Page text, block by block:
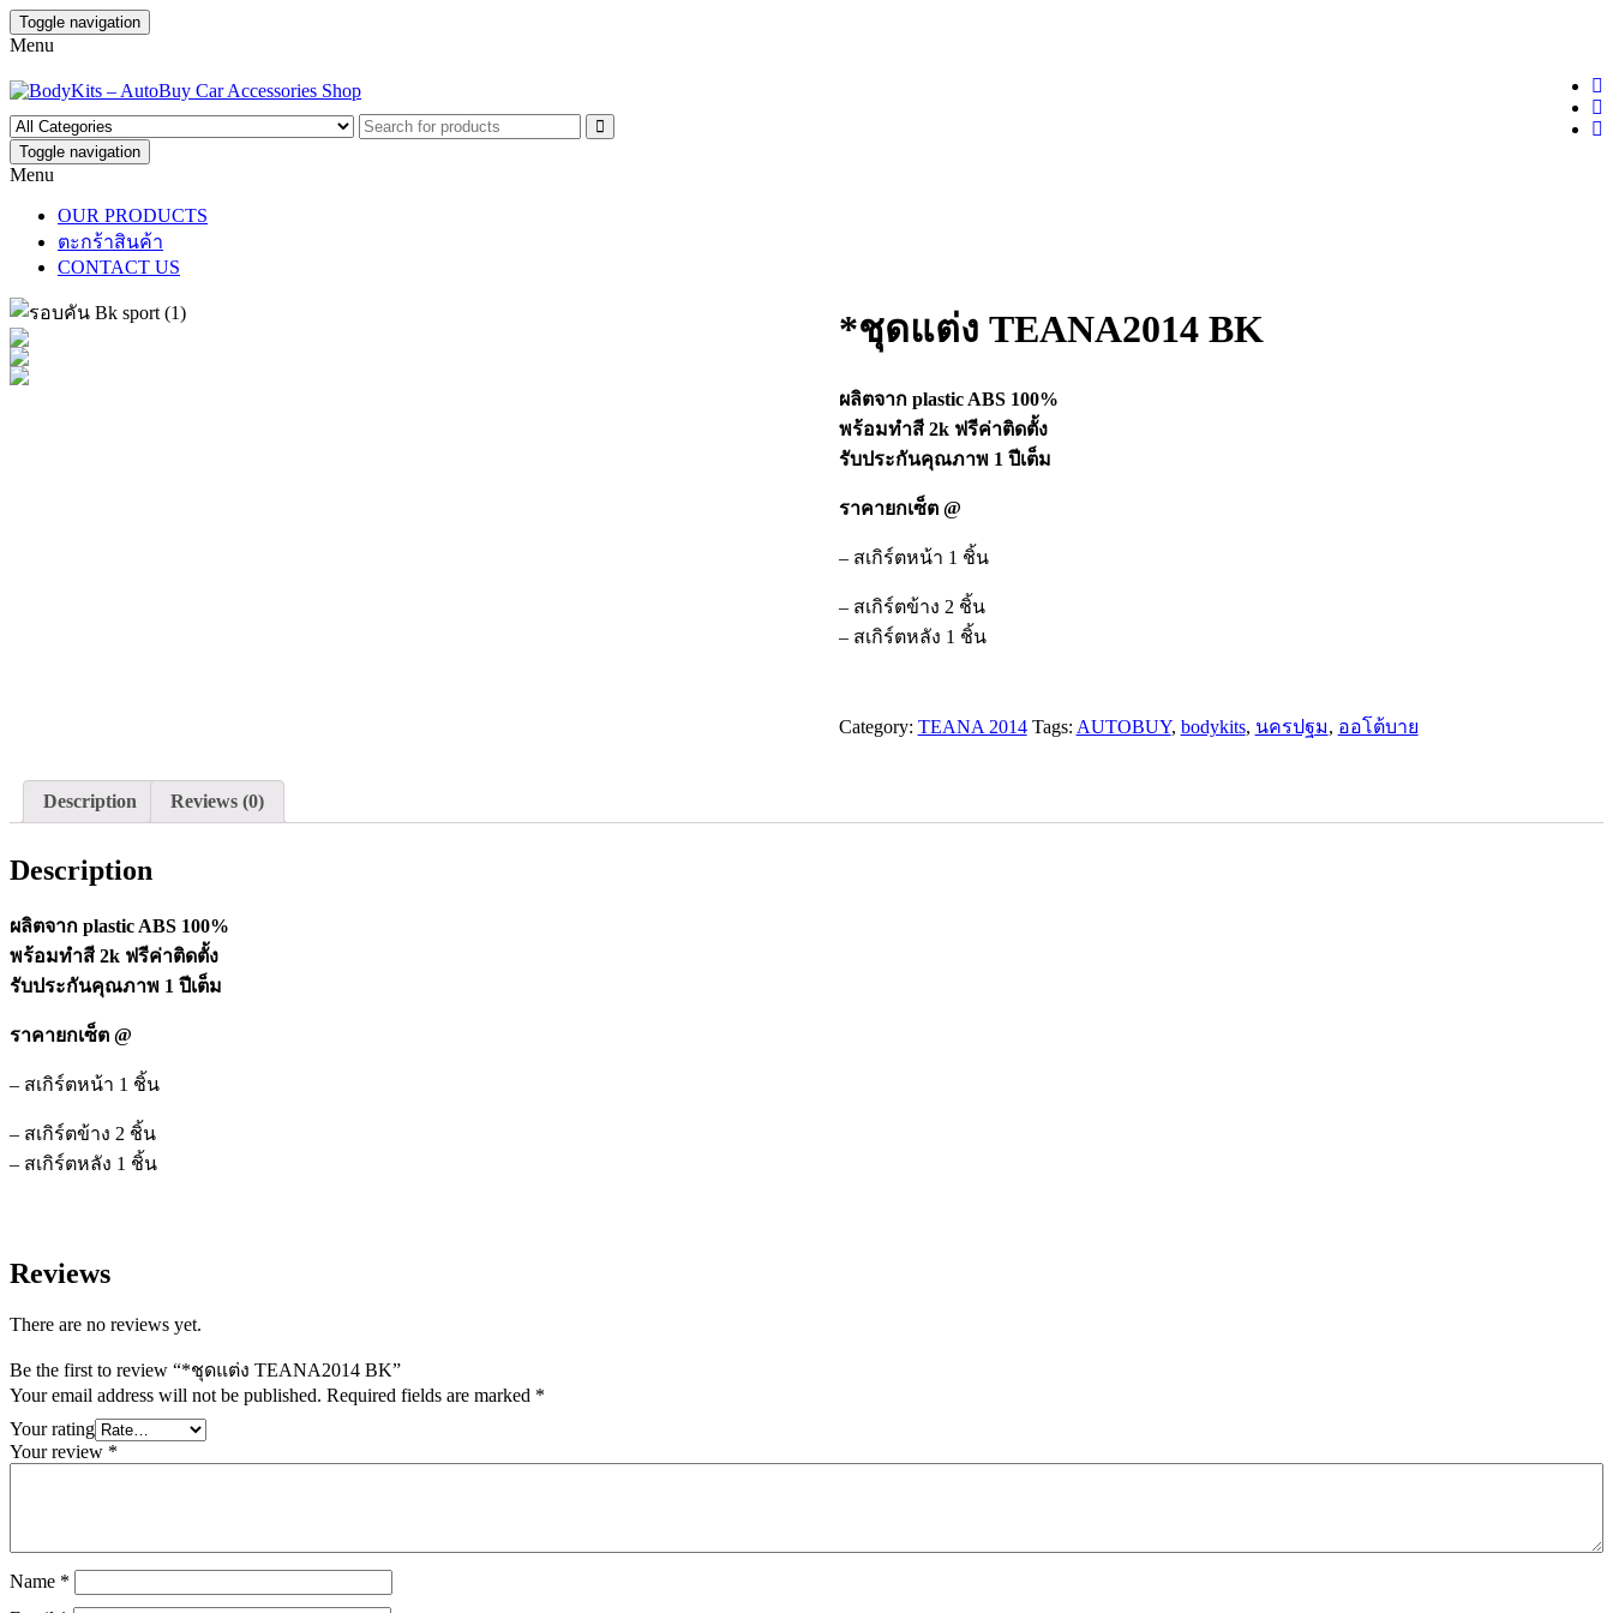
Toggle navigation
Menu
Toggle navigation
Menu
OUR PRODUCTS
ตะกร้าสินค้า
CONTACT US
*ชุดแต่ง TEANA2014 BK
ผลิตจาก plastic ABS 100%
พร้อมทำสี 2k ฟรีค่าติดตั้ง
รับประกันคุณภาพ 1 ปีเต็ม
ราคายกเซ็ต @
– สเกิร์ตหน้า 1 ชิ้น
– สเกิร์ตข้าง 2 ชิ้น
– สเกิร์ตหลัง 1 ชิ้น
Category: TEANA 2014 Tags: AUTOBUY, bodykits, นครปฐม, ออโต้บาย
Description Reviews (0)
Description
ผลิตจาก plastic ABS 100%
พร้อมทำสี 2k ฟรีค่าติดตั้ง
รับประกันคุณภาพ 1 ปีเต็ม
ราคายกเซ็ต @
– สเกิร์ตหน้า 1 ชิ้น
– สเกิร์ตข้าง 2 ชิ้น
– สเกิร์ตหลัง 1 ชิ้น
Reviews
There are no reviews yet.
Be the first to review “*ชุดแต่ง TEANA2014 BK”
Your email address will not be published. Required fields are marked *
Your rating
Your review *
Name *